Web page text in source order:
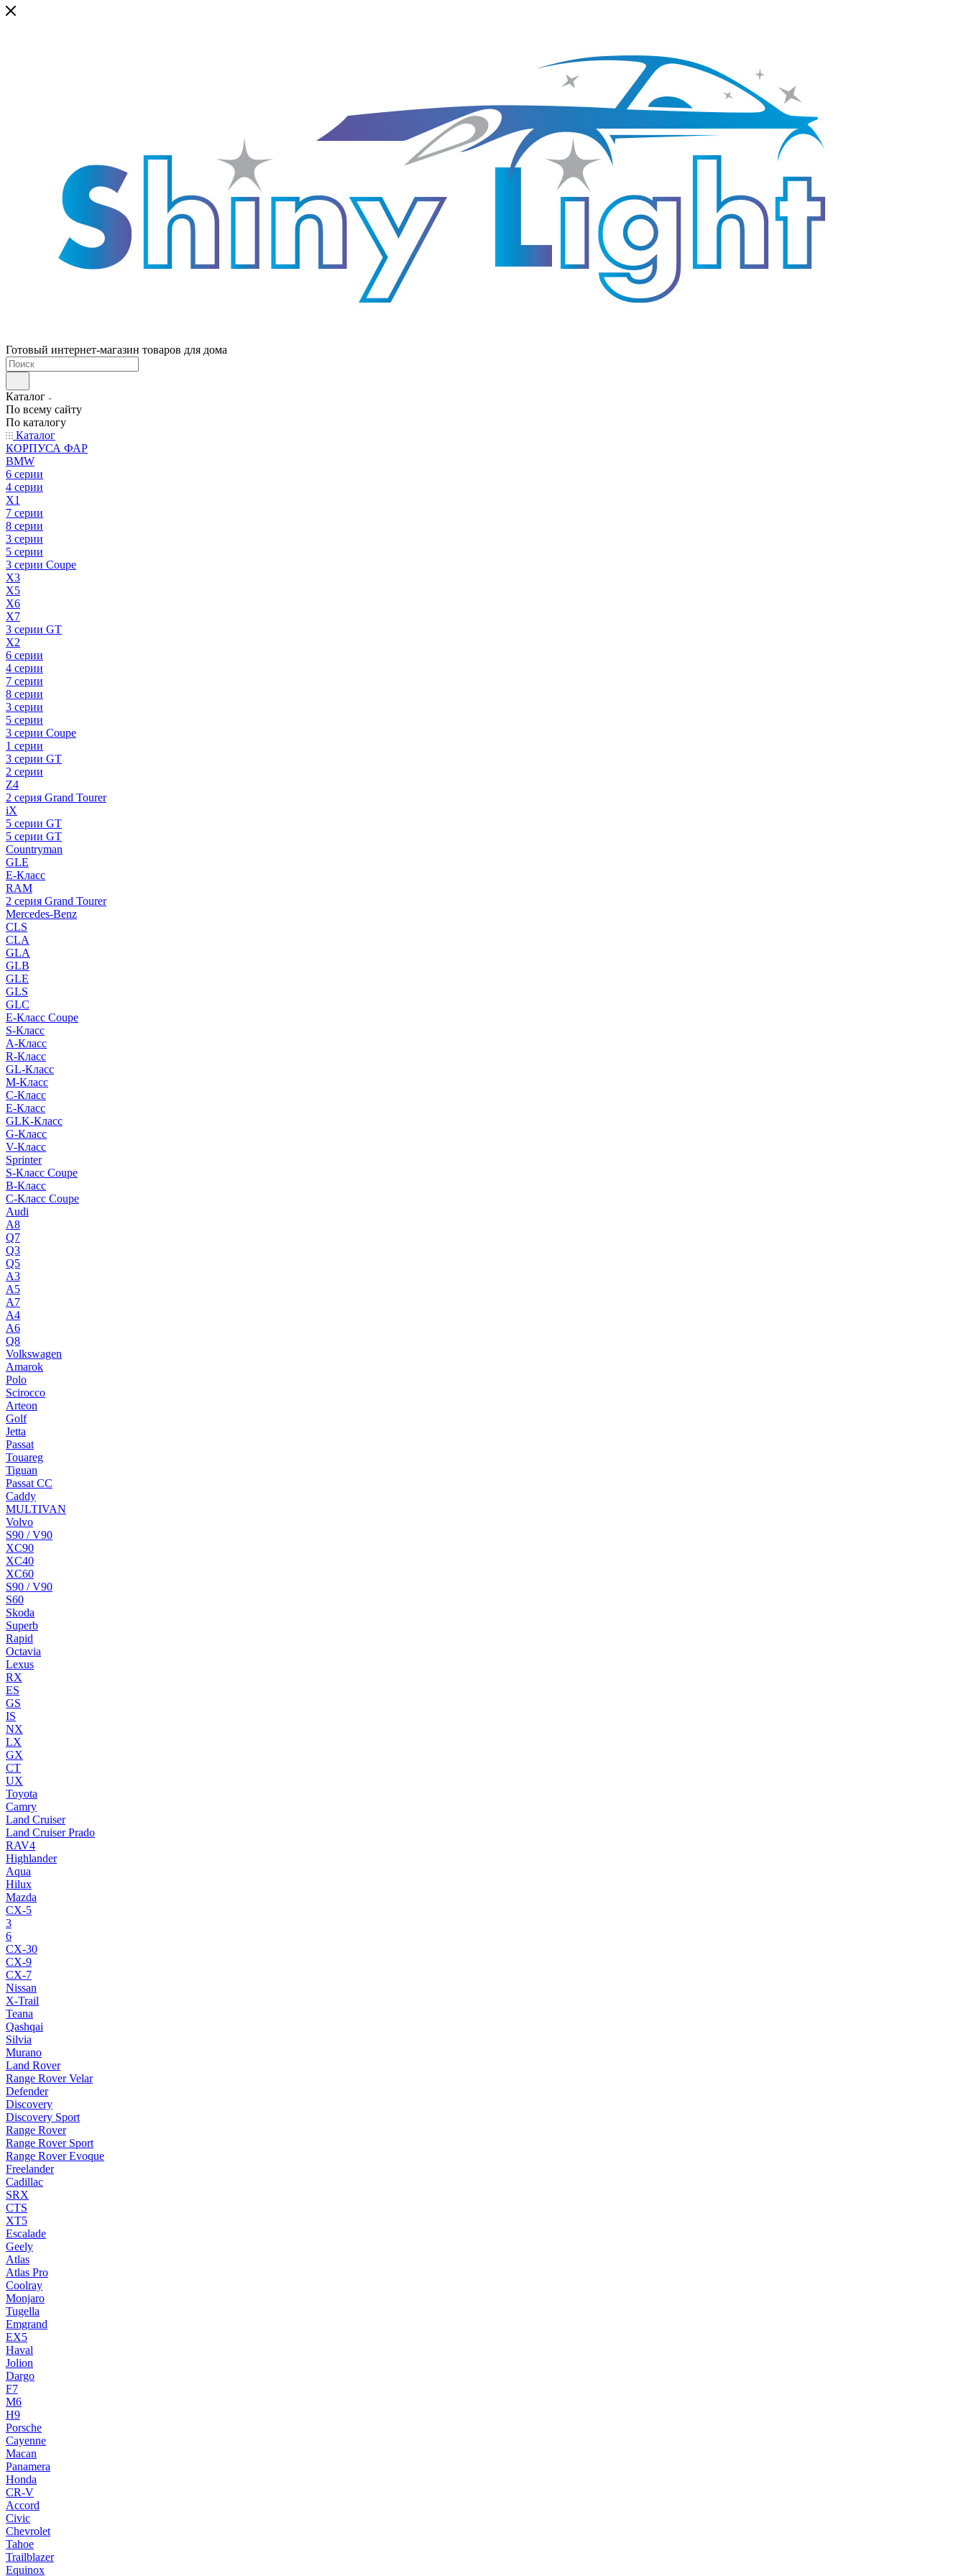
Готовый интернет-магазин товаров для дома
Каталог
По всему сайту
По каталогу
Каталог
КОРПУСА ФАР
BMW
6 серии
4 серии
X1
7 серии
8 серии
3 серии
5 серии
3 серии Coupe
X3
X5
X6
X7
3 серии GT
X2
6 серии
4 серии
7 серии
8 серии
3 серии
5 серии
3 серии Coupe
1 серии
3 серии GT
2 серии
Z4
2 серия Grand Tourer
iX
5 серии GT
5 серии GT
Countryman
GLE
E-Класс
RAM
2 серия Grand Tourer
Mercedes-Benz
CLS
CLA
GLA
GLB
GLE
GLS
GLC
E-Класс Coupe
S-Класс
A-Класс
R-Класс
GL-Класс
M-Класс
C-Класс
E-Класс
GLK-Класс
G-Класс
V-Класс
Sprinter
S-Класс Сoupe
B-Класс
C-Класс Coupe
Audi
A8
Q7
Q3
Q5
A3
A5
A7
A4
A6
Q8
Volkswagen
Amarok
Polo
Scirocco
Arteon
Golf
Jetta
Passat
Touareg
Tiguan
Passat CC
Caddy
MULTIVAN
Volvo
S90 / V90
XC90
XC40
XC60
S90 / V90
S60
Skoda
Superb
Rapid
Octavia
Lexus
RX
ES
GS
IS
NX
LX
GX
CT
UX
Toyota
Camry
Land Cruiser
Land Cruiser Prado
RAV4
Highlander
Aqua
Hilux
Mazda
CX-5
3
6
CX-30
CX-9
CX-7
Nissan
X-Trail
Teana
Qashqai
Silvia
Murano
Land Rover
Range Rover Velar
Defender
Discovery
Discovery Sport
Range Rover
Range Rover Sport
Range Rover Evoque
Freelander
Cadillac
SRX
CTS
XT5
Escalade
Geely
Atlas
Atlas Pro
Coolray
Monjaro
Tugella
Emgrand
EX5
Haval
Jolion
Dargo
F7
M6
H9
Porsche
Cayenne
Macan
Panamera
Honda
CR-V
Accord
Civic
Chevrolet
Tahoe
Trailblazer
Equinox